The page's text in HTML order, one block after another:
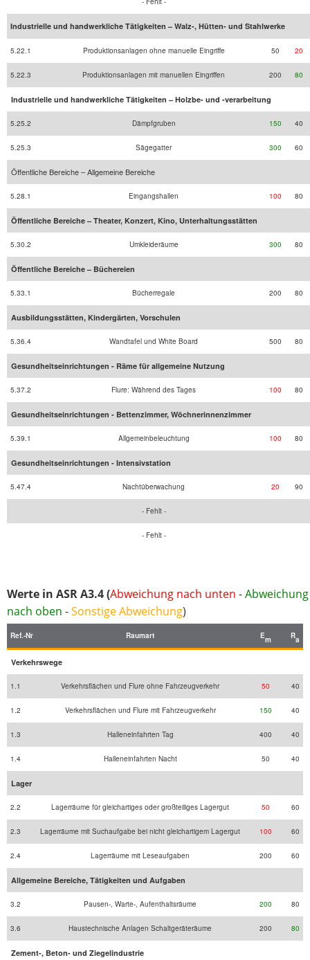
Industrielle und handwerkliche Tätigkeiten – Walz-, Hütten- und Stahlwerke
5.22.1 Produktionsanlagen ohne manuelle Eingriffe 50 20
5.22.3 Produktionsanlagen mit manuellen Eingriffen 200 80
Industrielle und handwerkliche Tätigkeiten – Holzbe- und -verarbeitung
5.25.2 Dämpfgruben 150 40
5.25.3 Sägegatter 300 60
Öffentliche Bereiche – Allgemeine Bereiche
5.28.1 Eingangshallen 100 80
Öffentliche Bereiche – Theater, Konzert, Kino, Unterhaltungsstätten
5.30.2 Umkleideräume 300 80
Öffentliche Bereiche – Büchereien
5.33.1 Bücherregale 200 80
Ausbildungsstätten, Kindergärten, Vorschulen
5.36.4 Wandtafel und White Board 500 80
Gesundheitseinrichtungen - Räme für allgemeine Nutzung
5.37.2 Flure: Während des Tages 100 80
Gesundheitseinrichtungen - Bettenzimmer, Wöchnerinnenzimmer
5.39.1 Allgemeinbeleuchtung 100 80
Gesundheitseinrichtungen - Intensivstation
5.47.4 Nachtüberwachung 20 90
- Fehlt -
- Fehlt -
Werte in ASR A3.4 (Abweichung nach unten -Abweichung
nach oben -Sonstige Abweichung)
Ref.-Nr Raumart Em Ra
Verkehrswege
1.1 Verkehrsflächen und Flure ohne Fahrzeugverkehr 50 40
1.2 Verkehrsflächen und Flure mit Fahrzeugverkehr 150 40
1.3 Halleneinfahrten Tag 400 40
1.4 Halleneinfahrten Nacht 50 40
Lager
2.2 Lagerräume für gleichartiges oder großteiliges Lagergut 50 60
2.3 Lagerräume mit Suchaufgabe bei nicht gleichartigem Lagergut 100 60
2.4 Lagerräume mit Leseaufgaben 200 60
Allgemeine Bereiche, Tätigkeiten und Aufgaben
3.2 Pausen-, Warte-, Aufenthaltsräume 200 80
3.6 Haustechnische Anlagen Schaltgeräteräume 200 80
Zement-, Beton- und Ziegelindustrie